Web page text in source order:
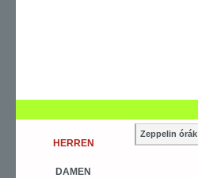
HERREN
DAMEN
Zeppelin órák